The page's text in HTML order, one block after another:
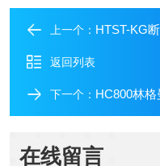
上一个： HTST-KG断煤开关（
返回列表
下一个： HC800林
在线留言